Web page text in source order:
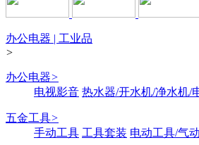
办公电器 | 工业品
>
办公电器>
电视影音 热水器/开水机/净水机/
五金工具>
手动工具 工具套装 电动工具/气